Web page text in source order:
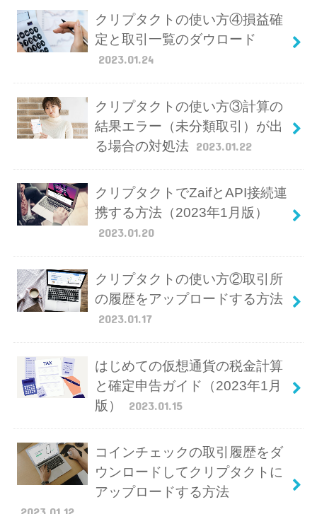
クリプタクトの使い方④損益確
定と取引一覧のダウロード
2023.01.24
クリプタクトの使い方③計算の
結果エラー（未分類取引）が出
る場合の対処法 2023.01.22
クリプタクトでZaifとAPI接続連
携する方法（2023年1月版）
2023.01.20
クリプタクトの使い方②取引所
の履歴をアップロードする方法
2023.01.17
はじめての仮想通貨の税金計算
と確定申告ガイド（2023年1月
版）
2023.01.15
コインチェックの取引履歴をダ
ウンロードしてクリプタクトに
アップロードする方法